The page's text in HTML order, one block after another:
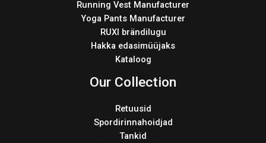
Running Vest Manufacturer
Yoga Pants Manufacturer
RUXI brändilugu
Hakka edasimüüjaks
Kataloog
Our Collection
Retuusid
Spordirinnahoidjad
Tankid